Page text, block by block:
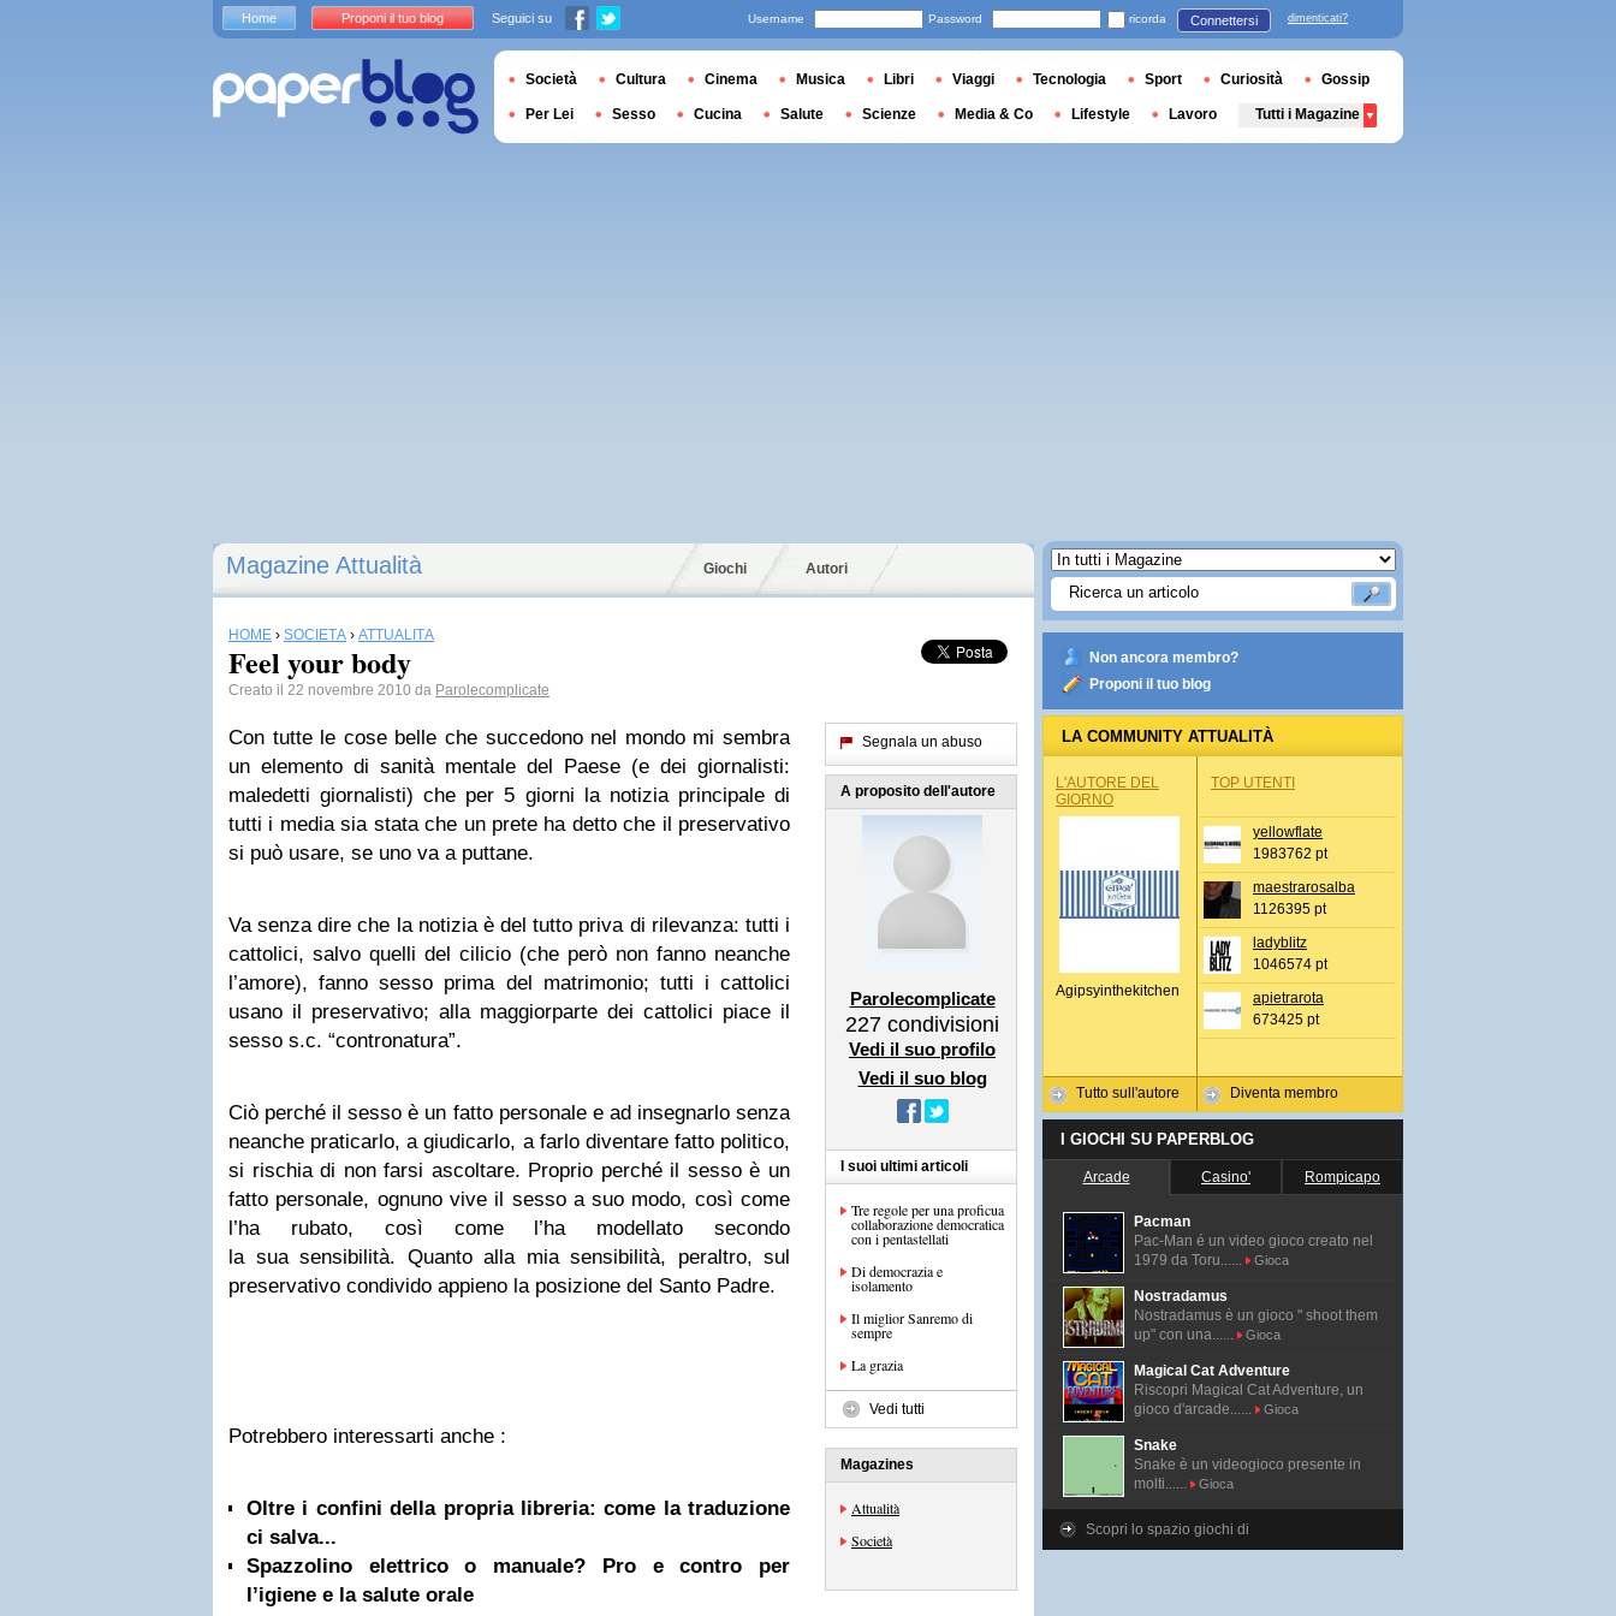
Magazine Attualità Giochi Autori
HOME › SOCIETÀ › ATTUALITÀ
Feel your body
Creato il 22 novembre 2010 da Parolecomplicate
Con tutte le cose belle che succedono nel mondo mi sembra
un elemento di sanità mentale del Paese (e dei giornalisti:
maledetti giornalisti) che per 5 giorni la notizia principale di
tutti i media sia stata che un prete ha detto che il preservativo
si può usare, se uno va a puttane.
Va senza dire che la notizia è del tutto priva di rilevanza: tutti i
cattolici, salvo quelli del cilicio (che però non fanno neanche
l’amore), fanno sesso prima del matrimonio; tutti i cattolici
usano il preservativo; alla maggiorparte dei cattolici piace il
sesso s.c. “contronatura”.
Ciò perché il sesso è un fatto personale e ad insegnarlo senza
neanche praticarlo, a giudicarlo, a farlo diventare fatto politico,
si rischia di non farsi ascoltare. Proprio perché il sesso è un
fatto personale, ognuno vive il sesso a suo modo, così come
l’ha rubato, così come l’ha modellato secondo
la sua sensibilità. Quanto alla mia sensibilità, peraltro, sul
preservativo condivido appieno la posizione del Santo Padre.
Potrebbero interessarti anche :
Oltre i confini della propria libreria: come la traduzione
ci salva...
Spazzolino elettrico o manuale? Pro e contro per
l’igiene e la salute orale
Segnala un abuso
A proposito dell'autore
Parolecomplicate
227 condivisioni
Vedi il suo profilo
Vedi il suo blog
I suoi ultimi articoli
Tre regole per una proficua
collaborazione democratica
con i pentastellati
Di democrazia e
isolamento
Il miglior Sanremo di
sempre
La grazia
Vedi tutti
Magazines
Attualità
Società
Non ancora membro?
Proponi il tuo blog
LA COMMUNITY ATTUALITÀ
L'AUTORE DEL
GIORNO
Agipsyinthekitchen
Tutto sull'autore
TOP UTENTI
yellowflate
1983762 pt
maestrarosalba
1126395 pt
ladyblitz
1046574 pt
apietrarota
673425 pt
Diventa membro
I GIOCHI SU PAPERBLOG
Arcade Casino' Rompicapo
Pacman
Pac-Man é un video gioco creato nel
1979 da Toru......
Gioca
Nostradamus
Nostradamus è un gioco " shoot them
up" con una......
Gioca
Magical Cat Adventure
Riscopri Magical Cat Adventure, un
gioco d'arcade......
Gioca
Snake
Snake è un videogioco presente in
molti......
Gioca
Scopri lo spazio giochi di
Home Proponi il tuo blog Seguici su Username Password ricorda Connettersi dimenticati?
Società Cultura Cinema Musica Libri Viaggi Tecnologia Sport Curiosità Gossip
Per Lei Sesso Cucina Salute Scienze Media & Co Lifestyle Lavoro Tutti i Magazine